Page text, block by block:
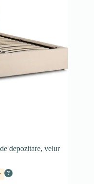
depozitare, velur
?